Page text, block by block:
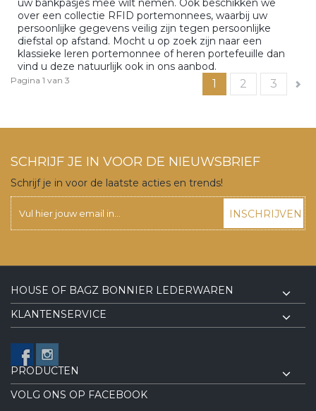
uw bankpasjes mee wilt nemen. Ook beschikken we
over een collectie RFID portemonnees, waarbij uw
persoonlijke gegevens veilig zijn tegen persoonlijke
diefstal op afstand. Mocht u op zoek zijn naar een
klassieke leren portemonnee of heren portefeuille dan
vind u deze natuurlijk ook in ons aanbod.
Pagina 1 van 3 1 2 3
SCHRIJF JE IN VOOR DE NIEUWSBRIEF
Schrijf je in voor de laatste acties en trends!
INSCHRIJVEN
HOUSE OF BAGZ BONNIER LEDERWAREN
KLANTENSERVICE
PRODUCTEN
VOLG ONS OP FACEBOOK